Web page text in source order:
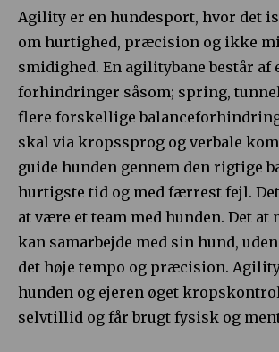
Agility er en hundesport, hvor det
om hurtighed, præcision og ikke
smidighed. En agilitybane består
forhindringer såsom; spring,
flere forskellige
skal via kropssprog og verbale
guide hunden gennem den rigtige
hurtigste tid og med færrest fejl.
at være et team med hunden. Det at
kan samarbejde med sin hund,
det høje tempo og præcision.
hunden og ejeren øget
selvtillid og får brugt fysisk og